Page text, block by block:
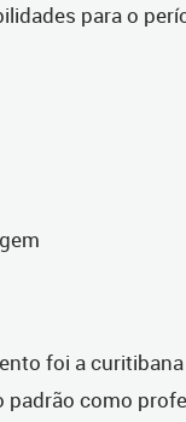
para o
foi a
padrão como